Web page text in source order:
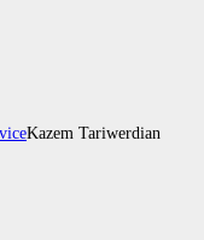
Kazem Tariwerdian